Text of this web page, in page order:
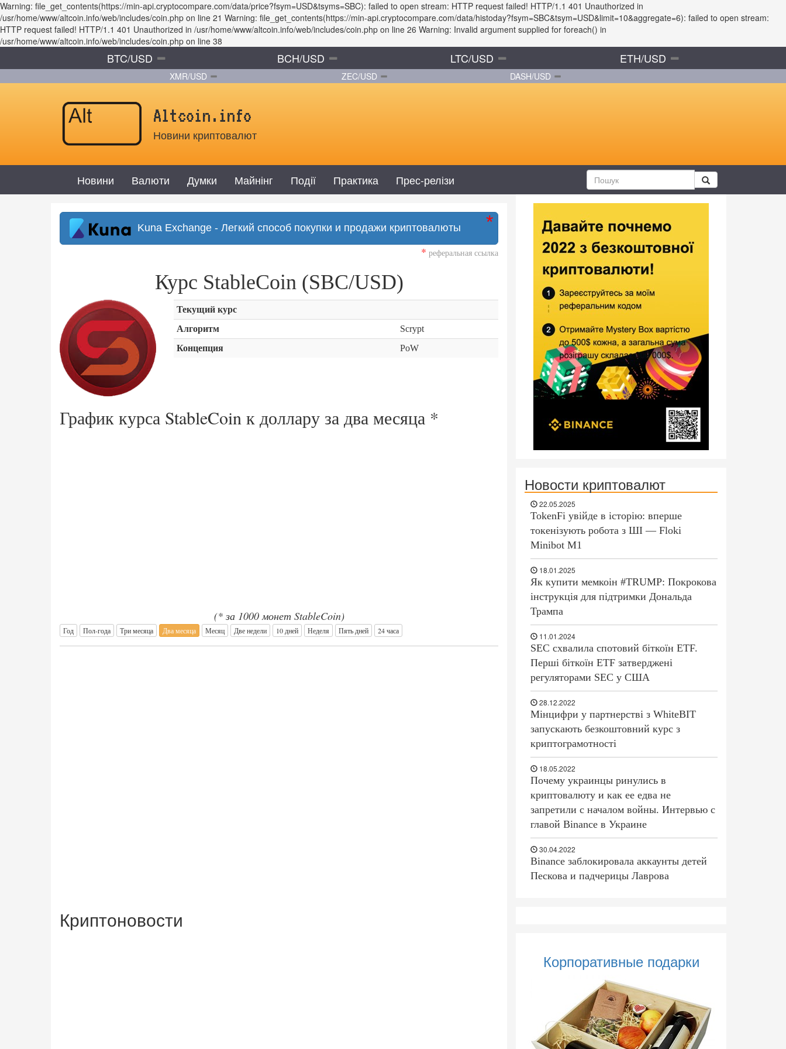
Warning: file_get_contents(https://min-api.cryptocompare.com/data/price?fsym=USD&tsyms=SBC): failed to open stream: HTTP request failed! HTTP/1.1 401 Unauthorized in
/usr/home/www/altcoin.info/web/includes/coin.php on line 21 Warning: file_get_contents(https://min-api.cryptocompare.com/data/histoday?fsym=SBC&tsym=USD&limit=10&aggregate=6): failed to open stream:
HTTP request failed! HTTP/1.1 401 Unauthorized in /usr/home/www/altcoin.info/web/includes/coin.php on line 26 Warning: Invalid argument supplied for foreach() in
/usr/home/www/altcoin.info/web/includes/coin.php on line 38
BTC/USD BCH/USD LTC/USD ETH/USD
XMR/USD ZEC/USD DASH/USD
Altcoin.info
Новини криптовалют
Новини Валюти Думки Майнінг Події Практика Прес-релізи
Kuna Exchange - Легкий способ покупки и продажи криптовалюты
* реферальная ссылка
Курс StableCoin (SBC/USD)
Текущий курс
Алгоритм
Scrypt
Концепция
PoW
График курса StableCoin к доллару за два месяца *
(* за 1000 монет StableCoin)
Год Пол-года Три месяца Два месяца Месяц Две недели 10 дней Неделя Пять дней 24 часа
Криптоновости
Новости криптовалют
22.05.2025
TokenFi увійде в історію: вперше
токенізують робота з ШІ — Floki
Minibot M1
18.01.2025
Як купити мемкоін #TRUMP: Покрокова
інструкція для підтримки Дональда
Трампа
11.01.2024
SEC схвалила спотовий біткоїн ETF.
Перші біткоїн ETF затверджені
регуляторами SEC у США
28.12.2022
Мінцифри у партнерстві з WhiteBIT
запускають безкоштовний курс з
криптограмотності
18.05.2022
Почему украинцы ринулись в
криптовалюту и как ее едва не
запретили с началом войны. Интервью с
главой Binance в Украине
30.04.2022
Binance заблокировала аккаунты детей
Пескова и падчерицы Лаврова
Корпоративные подарки